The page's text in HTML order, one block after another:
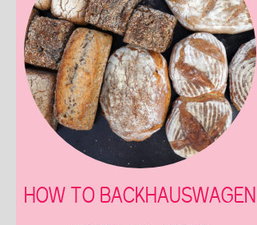
HOW TO BACKHAUSWAGEN